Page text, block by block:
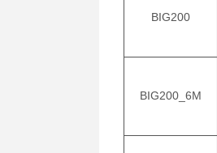
BIG200
BIG200_6M